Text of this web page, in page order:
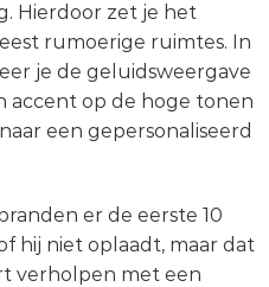
Hierdoor zet je het
rumoerige ruimtes. In
je de geluidsweergave
accent op de hoge tonen
een gepersonaliseerd
er de eerste 10
hij niet oplaadt, maar dat
verholpen met een